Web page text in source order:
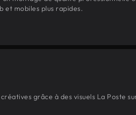
et mobiles plus rapides.
grâce à des visuels La Poste